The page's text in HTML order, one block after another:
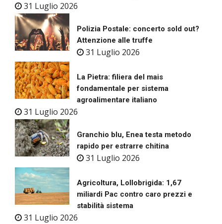
31 Luglio 2026
Polizia Postale: concerto sold out?
Attenzione alle truffe
31 Luglio 2026
La Pietra: filiera del mais
fondamentale per sistema
agroalimentare italiano
31 Luglio 2026
Granchio blu, Enea testa metodo
rapido per estrarre chitina
31 Luglio 2026
Agricoltura, Lollobrigida: 1,67
miliardi Pac contro caro prezzi e
stabilità sistema
31 Luglio 2026